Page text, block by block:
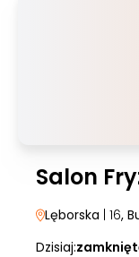
Salon
Lęborska | 16,
Dzisiaj: